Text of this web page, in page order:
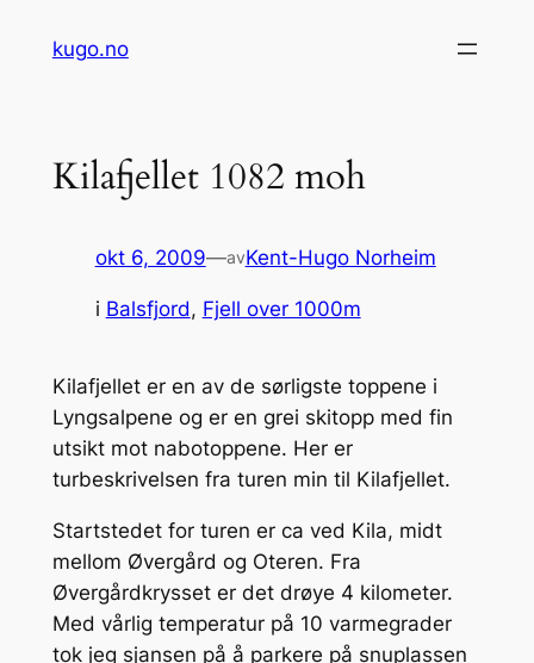
kugo.no
Kilafjellet 1082 moh
okt 6, 2009—avKent-Hugo Norheim
i Balsfjord, Fjell over 1000m
Kilafjellet er en av de sørligste toppene i
Lyngsalpene og er en grei skitopp med fin
utsikt mot nabotoppene. Her er
turbeskrivelsen fra turen min til Kilafjellet.
Startstedet for turen er ca ved Kila, midt
mellom Øvergård og Oteren. Fra
Øvergårdkrysset er det drøye 4 kilometer.
Med vårlig temperatur på 10 varmegrader
tok jeg sjansen på å parkere på snuplassen